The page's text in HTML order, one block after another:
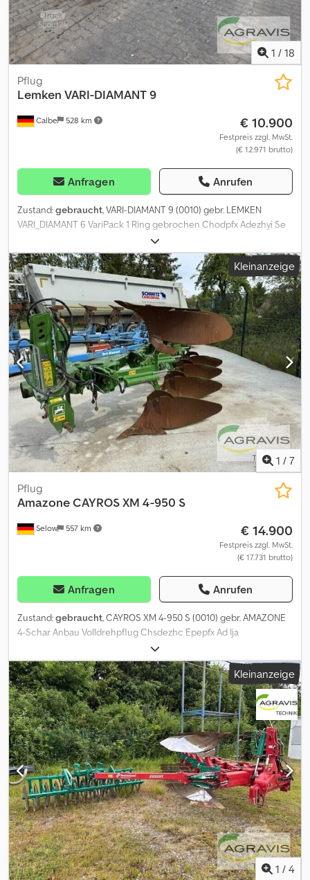
1 / 18
Calbe 528 km
Pflug
Lemken VARI-DIAMANT 9
€ 10.900
Festpreis zzgl. MwSt.
(€ 12.971 brutto)
Anfragen Anrufen
Zustand:gebraucht, VARI-DIAMANT 9 (0010) gebr. LEMKEN
VARI_DIAMANT 6 VariPack 1 Ring gebrochen Chodpfx Adezhyi Se
Ioa (0030) kein Typenschild vorhanden (0040) 7-scharig
Kleinanzeige
1 / 7
Selow 557 km
Pflug
AmazoneCAYROS XM 4-950 S
€ 14.900
Festpreis zzgl. MwSt.
(€ 17.731 brutto)
Anfragen Anrufen
Zustand:gebraucht, CAYROS XM 4-950 S (0010) gebr. AMAZONE
4-Schar Anbau Volldrehpflug Chsdezhc Epepfx Ad Ija
Kleinanzeige
1 / 4